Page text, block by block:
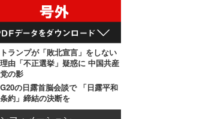
トランプが「敗北宣言」をしない
理由「不正選挙」疑惑に 中国共産
党の影
G20の日露首脳会談で 「日露平和
条約」締結の決断を